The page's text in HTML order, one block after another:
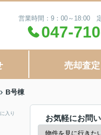
営業時間：9：00～18:00
047-
売却査定
B号棟
入り
お気軽にお問